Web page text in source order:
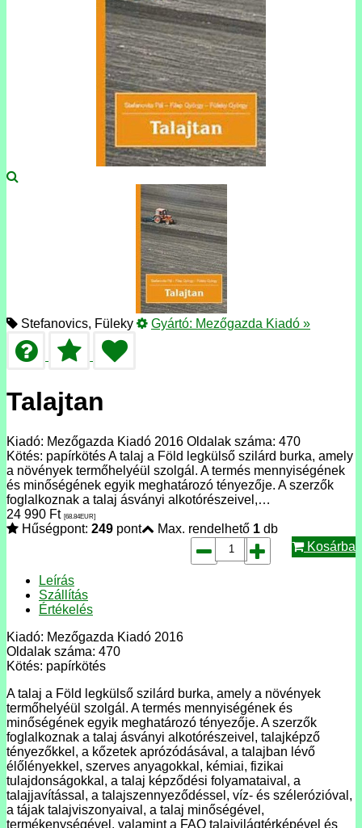
Stefanovics, Füleky Gyártó: Mezőgazda Kiadó »
Talajtan
Kiadó: Mezőgazda Kiadó 2016 Oldalak száma: 470
Kötés: papírkötés A talaj a Föld legkülső szilárd burka, amely
a növények termőhelyéül szolgál. A termés mennyiségének
és minőségének egyik meghatározó tényezője. A szerzők
foglalkoznak a talaj ásványi alkotórészeivel,…
24 990 Ft [68.84EUR]
Hűségpont: 249 pont Max. rendelhető 1 db
Kosárba
Leírás
Szállítás
Értékelés
Kiadó: Mezőgazda Kiadó 2016
Oldalak száma: 470
Kötés: papírkötés
A talaj a Föld legkülső szilárd burka, amely a növények
termőhelyéül szolgál. A termés mennyiségének és
minőségének egyik meghatározó tényezője. A szerzők
foglalkoznak a talaj ásványi alkotórészeivel, talajképző
tényezőkkel, a kőzetek aprózódásával, a talajban lévő
élőlényekkel, szerves anyagokkal, kémiai, fizikai
tulajdonságokkal, a talaj képződési folyamataival, a
talajjavítással, a talajszennyeződéssel, víz- és szélerózióval,
a tájak talajviszonyaival, a talaj minőségével,
termékenységével, valamint a FAO talajvilágtérképével és